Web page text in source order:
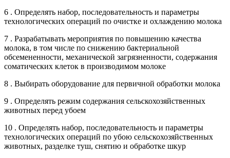
6 . Определять набор, последовательность и параметры
технологических операций по очистке и охлаждению молока
7 . Разрабатывать мероприятия по повышению качества
молока, в том числе по снижению бактериальной
обсемененности, механической загрязненности, содержания
соматических клеток в производимом молоке
8 . Выбирать оборудование для первичной обработки молока
9 . Определять режим содержания сельскохозяйственных
животных перед убоем
10 . Определять набор, последовательность и параметры
технологических операций по убою сельскохозяйственных
животных, разделке туш, снятию и обработке шкур